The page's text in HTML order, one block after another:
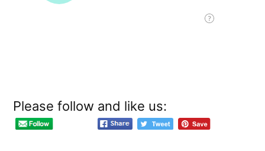
Please follow and like us: